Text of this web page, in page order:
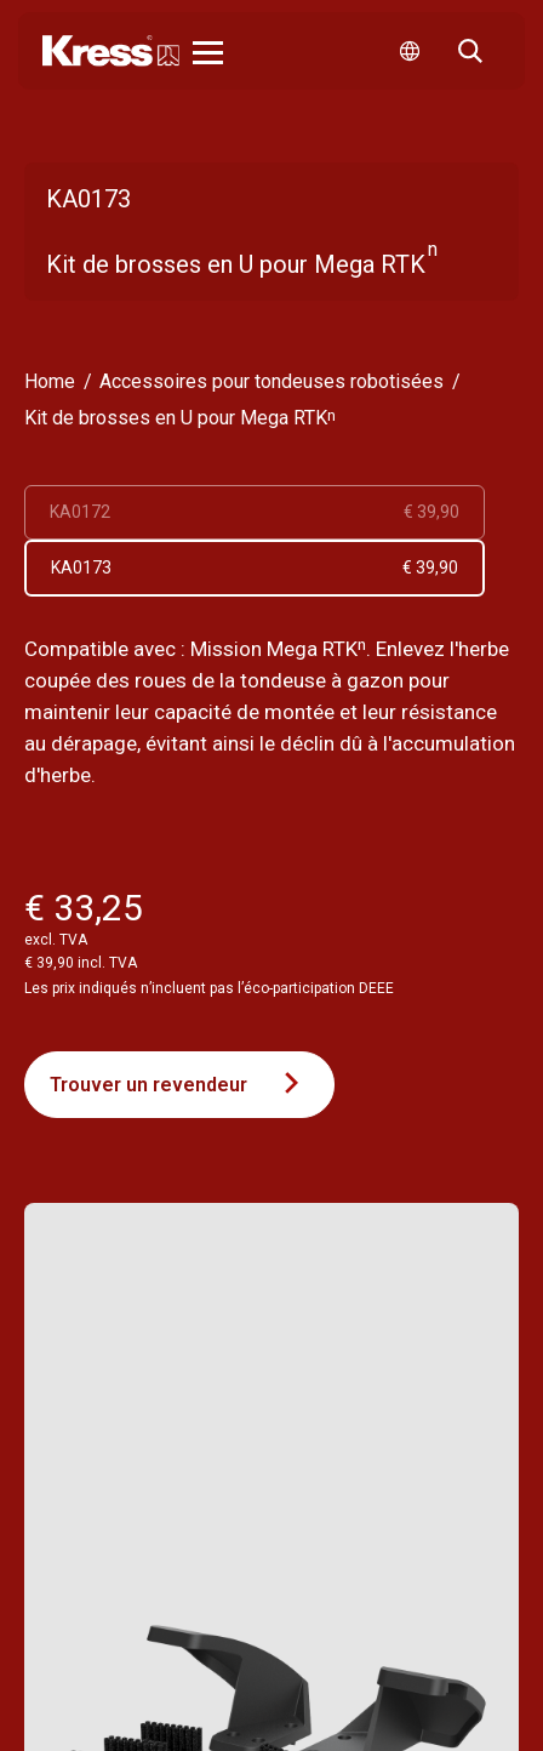
KA0173
Kit de brosses en U pour Mega RTK
n
Home
Accessoires pour tondeuses robotisées
Kit de brosses en U pour Mega RTKn
KA0172 € 39,90
KA0173 € 39,90
Compatible avec : Mission Mega RTKⁿ. Enlevez l'herbe
coupée des roues de la tondeuse à gazon pour
maintenir leur capacité de montée et leur résistance
au dérapage, évitant ainsi le déclin dû à l'accumulation
d'herbe.
€ 33,25
excl. TVA
€ 39,90 incl. TVA
Les prix indiqués n’incluent pas l’éco-participation DEEE
Trouver un revendeur